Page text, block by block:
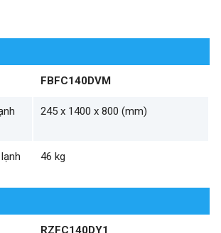
FBFC140DVM
245 x 1400 x 800 (mm)
46 kg
RZFC140DY1